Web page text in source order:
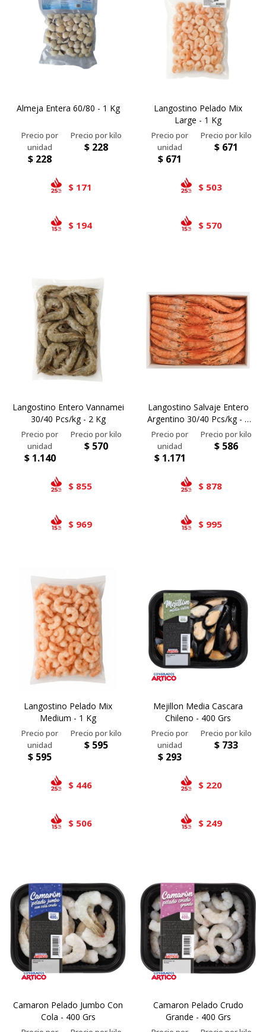
Almeja Entera 60/80 - 1 Kg
$ 228
$ 228
$ 171
$ 194
Langostino Pelado Mix
Large - 1 Kg
$ 671
$ 671
$ 503
$ 570
Langostino Entero Vannamei
30/40 Pcs/kg - 2 Kg
$ 1.140
$ 570
$ 855
$ 969
Langostino Salvaje Entero
Argentino 30/40 Pcs/kg - 2
Kg
$ 1.171
$ 586
$ 878
$ 995
Langostino Pelado Mix
Medium - 1 Kg
$ 595
$ 595
$ 446
$ 506
Mejillon Media Cascara
Chileno - 400 Grs
$ 293
$ 733
$ 220
$ 249
Camaron Pelado Jumbo Con
Cola - 400 Grs
Camaron Pelado Crudo
Grande - 400 Grs